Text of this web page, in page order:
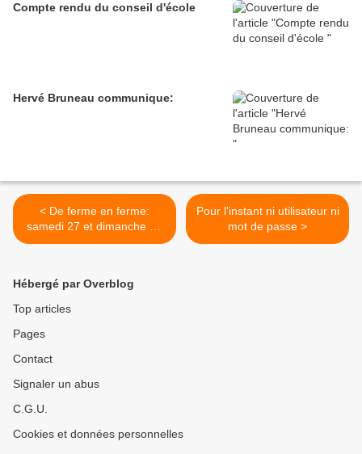
Compte rendu du conseil d'école
Hervé Bruneau communique:
< De ferme en ferme:
samedi 27 et dimanche 28
avril.
Pour l'instant ni utilisateur ni
mot de passe >
Hébergé par Overblog
Top articles
Pages
Contact
Signaler un abus
C.G.U.
Cookies et données personnelles